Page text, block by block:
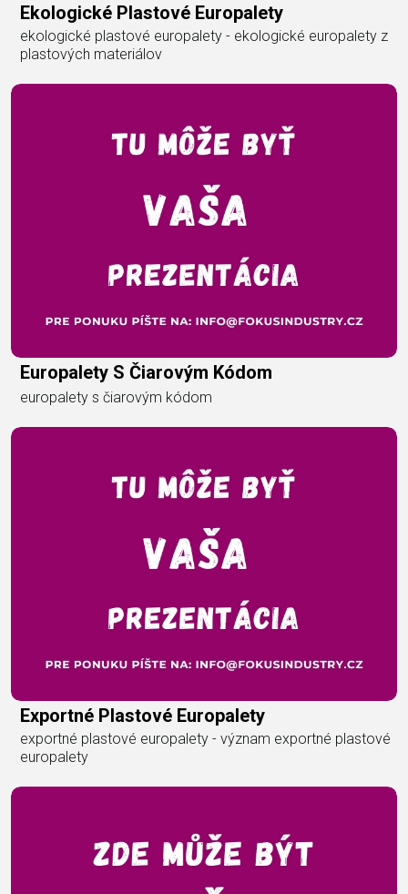
Ekologické Plastové Europalety
ekologické plastové europalety - ekologické europalety z
plastových materiálov
Europalety S Čiarovým Kódom
europalety s čiarovým kódom
Exportné Plastové Europalety
exportné plastové europalety - význam exportné plastové
europalety